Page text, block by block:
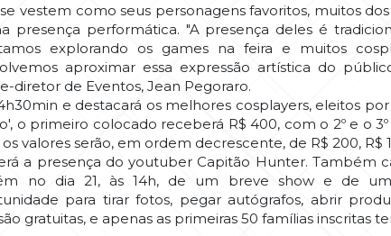
vestem como seus personagens favoritos, muitos
presença performática. "A presença deles é
explorando os games na feira e muitos
aproximar essa expressão artística do
diretor de Eventos, Jean Pegoraro.
e destacará os melhores cosplayers, eleitos
o primeiro colocado receberá R$ 400, com o 2º e o
valores serão, em ordem decrescente, de R$ 200, R$
a presença do youtuber Capitão Hunter. Também
no dia 21, às 14h, de um breve show e de
para tirar fotos, pegar autógrafos, abrir
gratuitas, e apenas as primeiras 50 famílias inscritas